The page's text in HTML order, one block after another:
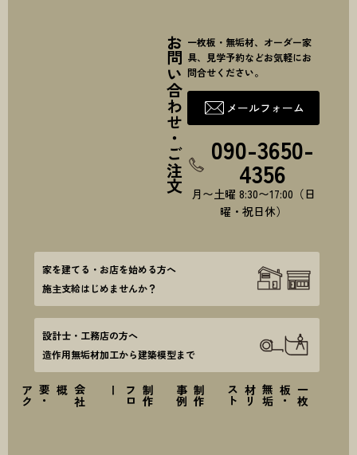
お問い合わせ・ご注文 一枚板・無垢材、オーダー家
具、見学予約などお気軽にお
問合せください。
メールフォーム
090-3650-
4356
月〜土曜 8:30〜17:00（日
曜・祝日休）
家を建てる・お店を始める方へ
施主支給はじめませんか？
設計士・工務店の方へ
造作用無垢材加工から建築模型まで
一
枚
板
・
無
垢
材
リ
ス
ト
制
作
事
例
制
作
フ
ロ
ー
会
社
概要
・
ア
ク
セ